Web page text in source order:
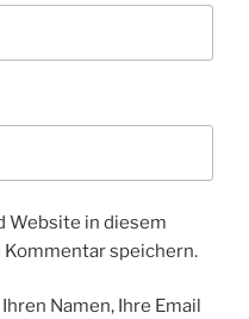
Website in diesem
speichern.
Namen, Ihre Email